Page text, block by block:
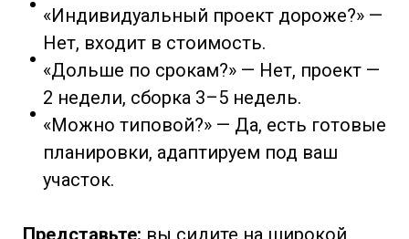
«Индивидуальный проект дороже?» —
Нет, входит в стоимость.
«Дольше по срокам?» — Нет, проект —
2 недели, сборка 3–5 недель.
«Можно типовой?» — Да, есть готовые
планировки, адаптируем под ваш
участок.
Представьте: вы сидите на широкой